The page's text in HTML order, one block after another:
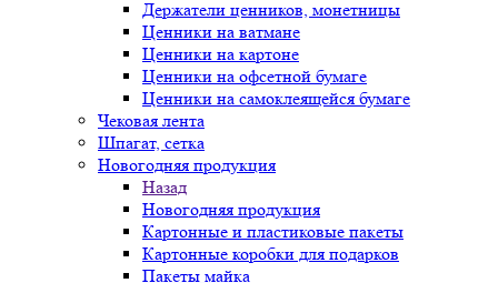
Держатели ценников, монетницы
Ценники на ватмане
Ценники на картоне
Ценники на офсетной бумаге
Ценники на самоклеящейся бумаге
Чековая лента
Шпагат, сетка
Новогодняя продукция
Назад
Новогодняя продукция
Картонные и пластиковые пакеты
Картонные коробки для подарков
Пакеты майка